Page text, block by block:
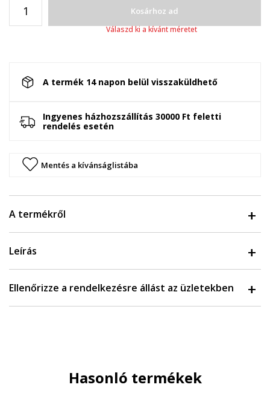
Kosárhoz ad
Válaszd ki a kívánt méretet
A termék 14 napon belül visszaküldhető
Ingyenes házhozszállítás 30000 Ft feletti
rendelés esetén
Mentés a kívánságlistába
A termékről
Leírás
Ellenőrizze a rendelkezésre állást az üzletekben
Hasonló termékek